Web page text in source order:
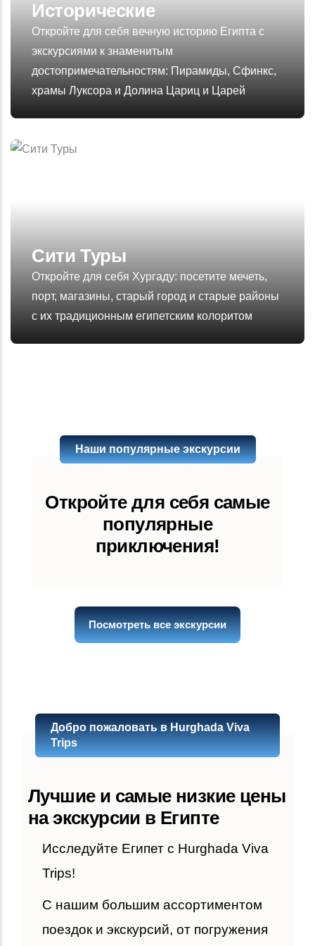
Исторические
Откройте для себя вечную историю Египта с
экскурсиями к знаменитым
достопримечательностям: Пирамиды, Сфинкс,
храмы Луксора и Долина Цариц и Царей
Сити Туры
Откройте для себя Хургаду: посетите мечеть,
порт, магазины, старый город и старые районы
с их традиционным египетским колоритом
Наши популярные экскурсии
Откройте для себя самые
популярные
приключения!
Посмотреть все экскурсии
Добро пожаловать в Hurghada Viva
Trips
Лучшие и самые низкие цены
на экскурсии в Египте
Исследуйте Египет с Hurghada Viva
Trips!
С нашим большим ассортиментом
поездок и экскурсий, от погружения